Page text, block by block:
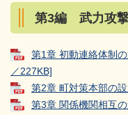
第3編 武力攻
第1章 初動連絡体制
／227KB]
第2章 町対策本部の
第3章 関係機関相互